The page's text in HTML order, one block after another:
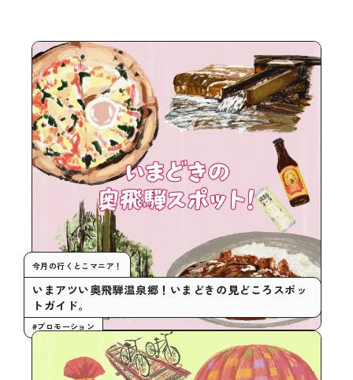
今月の行くとこマニア！
いまアツい奥飛騨温泉郷！いまどきの見どころスポッ
トガイド。
#プロモーション